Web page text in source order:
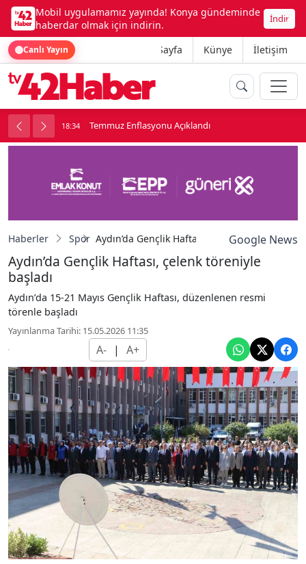
Mobil uygulamamız yayında! Konya gündeminde
haberdar olmak için indirin.
İndir
Canlı Yayın Ana Sayfa Künye İletişim
18:34 Aidat kavgasında bıçaklanan apartman yöneticisi
Haberler Spor Aydın’da Gençlik Haftası, çelenk töreniyle
Google News
Aydın’da Gençlik Haftası, çelenk töreniyle
başladı
Aydın’da 15-21 Mayıs Gençlik Haftası, düzenlenen resmi
törenle başladı
Yayınlanma Tarihi: 15.05.2026 11:35
A- | A+